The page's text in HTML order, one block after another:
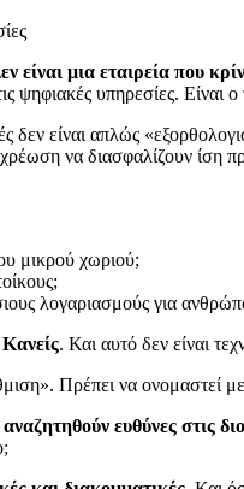
είναι μια εταιρεία που
ψηφιακές υπηρεσίες.
δεν είναι απλώς
να διασφαλίζουν ίση
μικρού χωριού;
λογαριασμούς για
Κανείς. Και αυτό δεν είναι
Πρέπει να ονομαστεί
ευθύνες στις